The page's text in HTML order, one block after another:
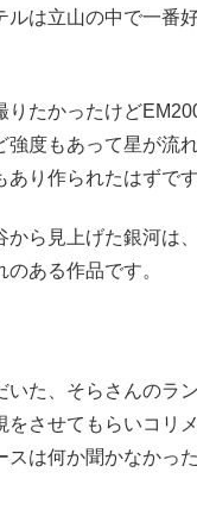
ルは立山の中で一番
りたかったけど
強度もあって星が流
り作られたはずです
から見上げた銀河は
ある作品です。
いた、そらさんのラ
をさせてもらいコリ
スは何か聞かなかっ